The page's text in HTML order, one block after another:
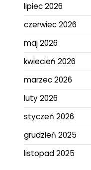
lipiec 2026
czerwiec 2026
maj 2026
kwiecień 2026
marzec 2026
luty 2026
styczeń 2026
grudzień 2025
listopad 2025